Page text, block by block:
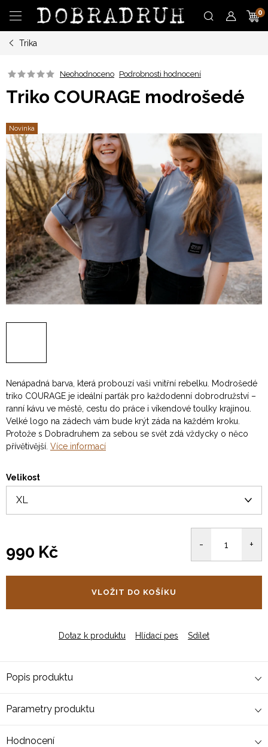
obsah
Trika
Neohodnoceno Podrobnosti hodnocení
Triko COURAGE modrošedé
Novinka
Nenápadná barva, která probouzí vaši vnitřní rebelku. Modrošedé
triko COURAGE je ideální parťák pro každodenní dobrodružství –
ranní kávu ve městě, cestu do práce i víkendové toulky krajinou.
Velké logo na zádech vám bude krýt záda na každém kroku.
Protože s Dobradruhem za sebou se svět zdá vždycky o něco
přívětivější. Více informací
Velikost
990 Kč
VLOŽIT DO KOŠÍKU
Dotaz k produktu Hlídací pes Sdílet
Popis produktu
Parametry produktu
Hodnocení